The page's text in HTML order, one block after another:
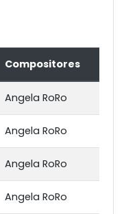
Compositores
Angela RoRo
Angela RoRo
Angela RoRo
Angela RoRo